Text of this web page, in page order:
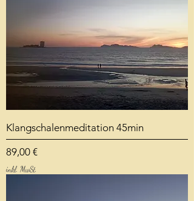
Klangschalenmeditation 45min
Preis
89,00 €
inkl. MwSt.